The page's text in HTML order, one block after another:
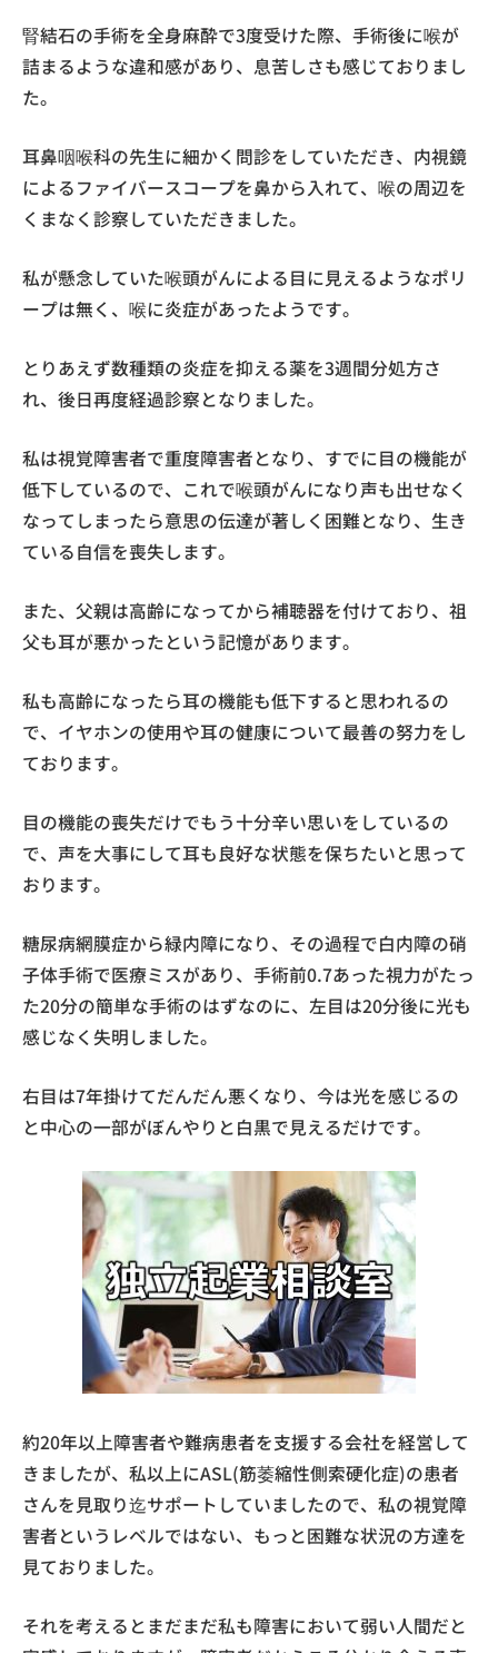
腎結石の手術を全身麻酔で3度受けた際、手術後に喉が
詰まるような違和感があり、息苦しさも感じておりまし
た。
耳鼻咽喉科の先生に細かく問診をしていただき、内視鏡
によるファイバースコープを鼻から入れて、喉の周辺を
くまなく診察していただきました。
私が懸念していた喉頭がんによる目に見えるようなポリ
ープは無く、喉に炎症があったようです。
とりあえず数種類の炎症を抑える薬を3週間分処方さ
れ、後日再度経過診察となりました。
私は視覚障害者で重度障害者となり、すでに目の機能が
低下しているので、これで喉頭がんになり声も出せなく
なってしまったら意思の伝達が著しく困難となり、生き
ている自信を喪失します。
また、父親は高齢になってから補聴器を付けており、祖
父も耳が悪かったという記憶があります。
私も高齢になったら耳の機能も低下すると思われるの
で、イヤホンの使用や耳の健康について最善の努力をし
ております。
目の機能の喪失だけでもう十分辛い思いをしているの
で、声を大事にして耳も良好な状態を保ちたいと思って
おります。
糖尿病網膜症から緑内障になり、その過程で白内障の硝
子体手術で医療ミスがあり、手術前0.7あった視力がたっ
た20分の簡単な手術のはずなのに、左目は20分後に光も
感じなく失明しました。
右目は7年掛けてだんだん悪くなり、今は光を感じるの
と中心の一部がぼんやりと白黒で見えるだけです。
約20年以上障害者や難病患者を支援する会社を経営して
きましたが、私以上にASL(筋萎縮性側索硬化症)の患者
さんを見取り迄サポートしていましたので、私の視覚障
害者というレベルではない、もっと困難な状況の方達を
見ておりました。
それを考えるとまだまだ私も障害において弱い人間だと